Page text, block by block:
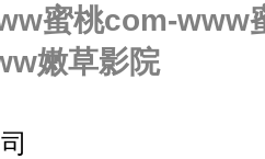
蜜桃com-www
嫩草影院